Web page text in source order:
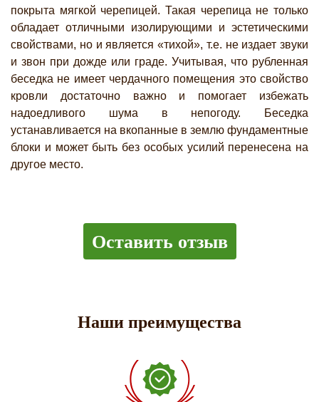
покрыта мягкой черепицей. Такая черепица не только
обладает отличными изолирующими и эстетическими
свойствами, но и является «тихой», т.е. не издает звуки
и звон при дожде или граде. Учитывая, что рубленная
беседка не имеет чердачного помещения это свойство
кровли достаточно важно и помогает избежать
надоедливого шума в непогоду. Беседка
устанавливается на вкопанные в землю фундаментные
блоки и может быть без особых усилий перенесена на
другое место.
Оставить отзыв
Наши преимущества